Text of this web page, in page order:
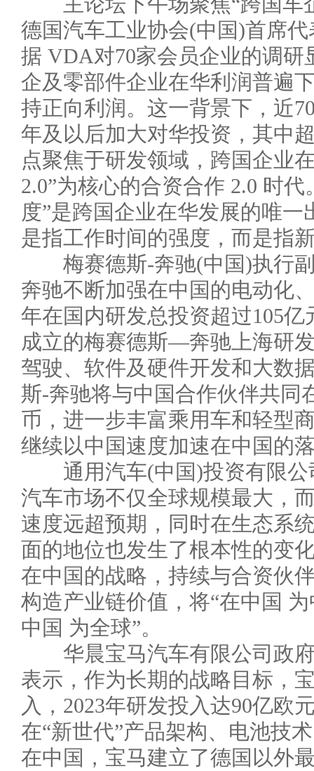
德国汽车工业协会(中国)首席
据 VDA对70家会员企业的调研
企及零部件企业在华利润普遍
持正向利润。这一背景下，近
年及以后加大对华投资，其中
点聚焦于研发领域，跨国企业
2.0”为核心的合资合作 2.0 时
度”是跨国企业在华发展的唯一
是指工作时间的强度，而是指
梅赛德斯-奔驰(中国)执行副
奔驰不断加强在中国的电动化
年在国内研发总投资超过105亿
成立的梅赛德斯—奔驰上海研
驾驶、软件及硬件开发和大数
斯-奔驰将与中国合作伙伴共同
币，进一步丰富乘用车和轻型
继续以中国速度加速在中国的
通用汽车(中国)投资有限公
汽车市场不仅全球规模最大，
速度远超预期，同时在生态系
面的地位也发生了根本性的变
在中国的战略，持续与合资伙
构造产业链价值，将“在中国
中国 为全球”。
华晨宝马汽车有限公司政府
表示，作为长期的战略目标，
入，2023年研发投入达90亿欧
在“新世代”产品架构、电池技
在中国，宝马建立了德国以外